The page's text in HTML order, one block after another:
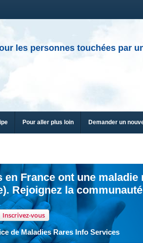
les personnes touchées par
Pour aller plus loin Demander un
France ont une maladie
Rejoignez la
Inscrivez-vous
de Maladies Rares Info Services